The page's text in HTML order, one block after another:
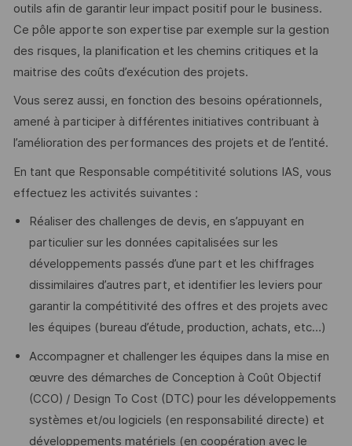
outils afin de garantir leur impact positif pour le business.
Ce pôle apporte son expertise par exemple sur la gestion
des risques, la planification et les chemins critiques et la
maitrise des coûts d’exécution des projets.
Vous serez aussi, en fonction des besoins opérationnels,
amené à participer à différentes initiatives contribuant à
l’amélioration des performances des projets et de l’entité.
En tant que Responsable compétitivité solutions IAS, vous
effectuez les activités suivantes :
Réaliser des challenges de devis, en s’appuyant en
particulier sur les données capitalisées sur les
développements passés d’une part et les chiffrages
dissimilaires d’autres part, et identifier les leviers pour
garantir la compétitivité des offres et des projets avec
les équipes (bureau d’étude, production, achats, etc…)
Accompagner et challenger les équipes dans la mise en
œuvre des démarches de Conception à Coût Objectif
(CCO) / Design To Cost (DTC) pour les développements
systèmes et/ou logiciels (en responsabilité directe) et
développements matériels (en coopération avec le